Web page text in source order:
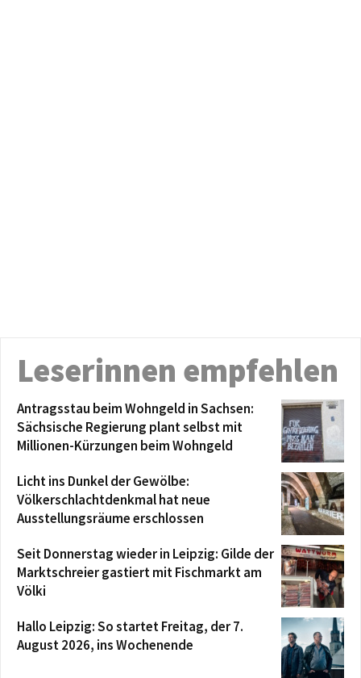
Leserinnen empfehlen
Antragsstau beim Wohngeld in Sachsen:
Sächsische Regierung plant selbst mit
Millionen-Kürzungen beim Wohngeld
Licht ins Dunkel der Gewölbe:
Völkerschlachtdenkmal hat neue
Ausstellungsräume erschlossen
Seit Donnerstag wieder in Leipzig: Gilde der
Marktschreier gastiert mit Fischmarkt am
Völki
Hallo Leipzig: So startet Freitag, der 7.
August 2026, ins Wochenende